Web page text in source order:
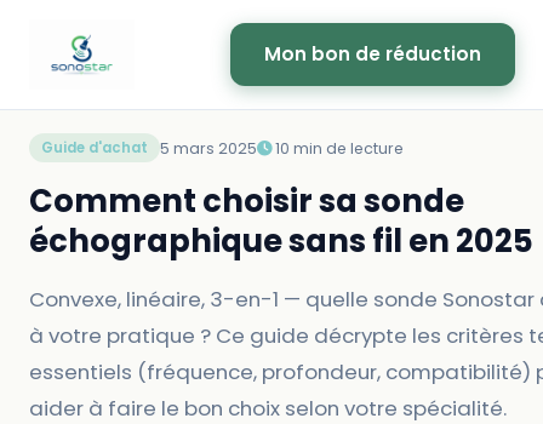
Mon bon de réduction
Guide d'achat 5 mars 2025 10 min de lecture
Comment choisir sa sonde
échographique sans fil en 2025
Convexe, linéaire, 3-en-1 — quelle sonde
à votre pratique ? Ce guide décrypte les critères
essentiels (fréquence, profondeur, compatibilité)
aider à faire le bon choix selon votre spécialité.